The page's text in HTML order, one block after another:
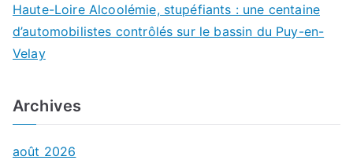
Haute-Loire Alcoolémie, stupéfiants : une centaine
d’automobilistes contrôlés sur le bassin du Puy-en-
Velay
Archives
août 2026